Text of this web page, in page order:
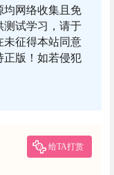
均网络收集且免
测试学习，请于
未征得本站同意
正版！如若侵犯
给TA打赏